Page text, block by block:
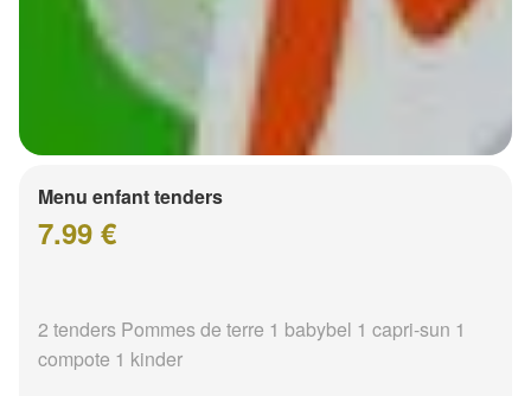
Menu enfant tenders
7.99 €
2 tenders Pommes de terre 1 babybel 1 capri-sun 1
compote 1 kinder